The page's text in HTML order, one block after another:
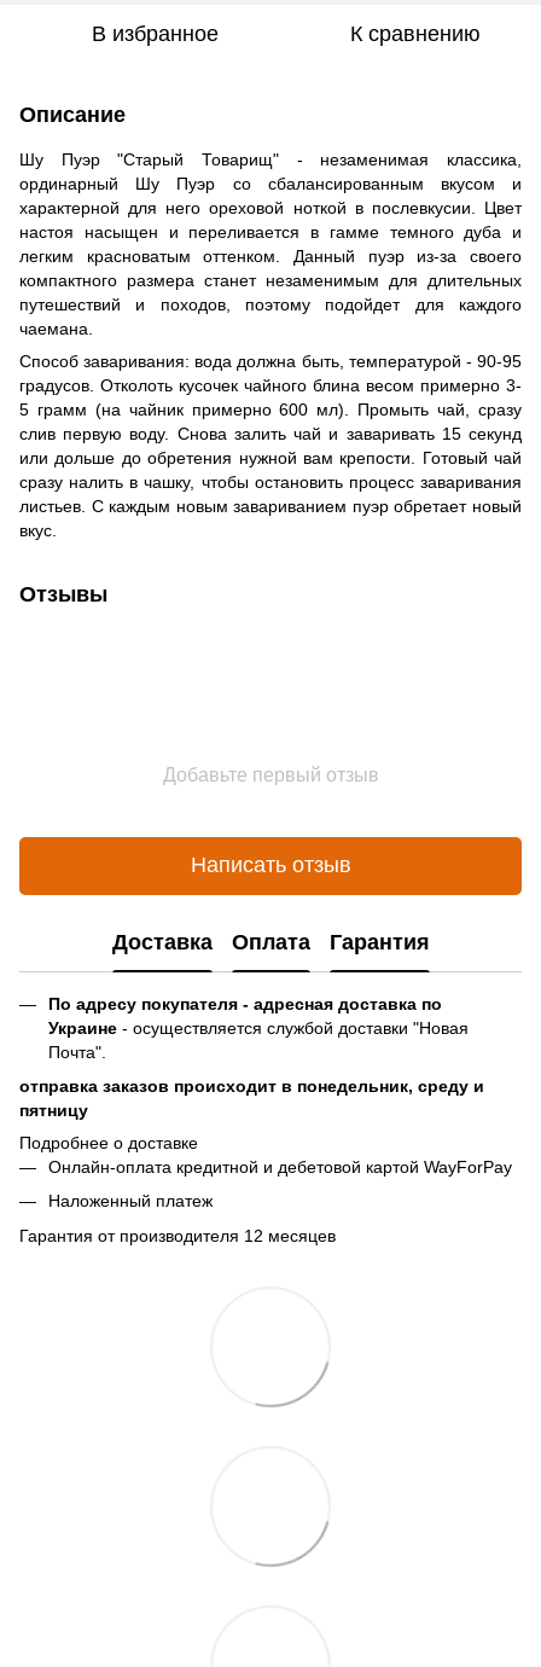
В избранное К сравнению
Описание
Шу Пуэр "Старый Товарищ" - незаменимая классика,
ординарный Шу Пуэр со сбалансированным вкусом и
характерной для него ореховой ноткой в послевкусии. Цвет
настоя насыщен и переливается в гамме темного дуба и
легким красноватым оттенком. Данный пуэр из-за своего
компактного размера станет незаменимым для длительных
путешествий и походов, поэтому подойдет для каждого
чаемана.
Способ заваривания: вода должна быть, температурой - 90-95
градусов. Отколоть кусочек чайного блина весом примерно 3-
5 грамм (на чайник примерно 600 мл). Промыть чай, сразу
слив первую воду. Снова залить чай и заваривать 15 секунд
или дольше до обретения нужной вам крепости. Готовый чай
сразу налить в чашку, чтобы остановить процесс заваривания
листьев. С каждым новым завариванием пуэр обретает новый
вкус.
Отзывы
Добавьте первый отзыв
Написать отзыв
Доставка Оплата Гарантия
По адресу покупателя - адресная доставка по
Украине - осуществляется службой доставки "Новая
Почта".
отправка заказов происходит в понедельник, среду и
пятницу
Подробнее о доставке
Онлайн-оплата кредитной и дебетовой картой WayForPay
Наложенный платеж
Гарантия от производителя 12 месяцев